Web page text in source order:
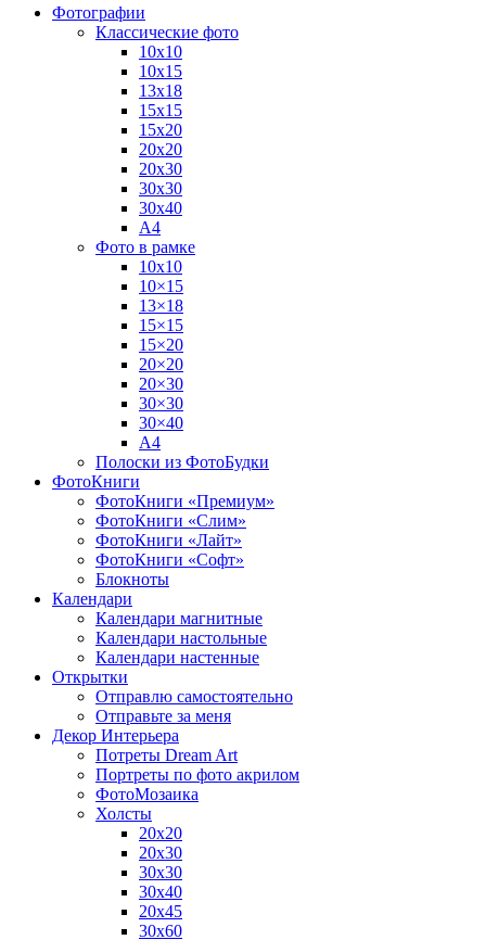
Фотографии
Классические фото
10х10
10х15
13х18
15х15
15х20
20х20
20х30
30х30
30х40
А4
Фото в рамке
10х10
10×15
13×18
15×15
15×20
20×20
20×30
30×30
30×40
A4
Полоски из ФотоБудки
ФотоКниги
ФотоКниги «Премиум»
ФотоКниги «Слим»
ФотоКниги «Лайт»
ФотоКниги «Софт»
Блокноты
Календари
Календари магнитные
Календари настольные
Календари настенные
Открытки
Отправлю самостоятельно
Отправьте за меня
Декор Интерьера
Потреты Dream Art
Портреты по фото акрилом
ФотоМозаика
Холсты
20х20
20х30
30х30
30х40
20х45
30х60